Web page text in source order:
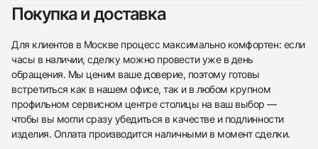
Покупка и доставка
Для клиентов в Москве процесс максимально комфортен: если
часы в наличии, сделку можно провести уже в день
обращения. Мы ценим ваше доверие, поэтому готовы
встретиться как в нашем офисе, так и в любом крупном
профильном сервисном центре столицы на ваш выбор —
чтобы вы могли сразу убедиться в качестве и подлинности
изделия. Оплата производится наличными в момент сделки.